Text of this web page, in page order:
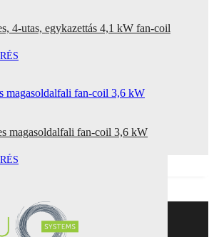
4-utas, egykazettás 4,1 kW fan-coil
magasoldalfali fan-coil 3,6 kW